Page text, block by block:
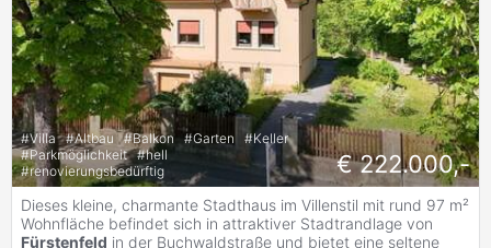
#Villa #Altbau #Balkon #Garten #Keller
#Parkmöglichkeit #hell
#renovierungsbedürftig € 222.000,-
Dieses kleine, charmante Stadthaus im Villenstil mit rund 97 m²
Wohnfläche befindet sich in attraktiver Stadtrandlage von
Fürstenfeld in der Buchwaldstraße und bietet eine seltene